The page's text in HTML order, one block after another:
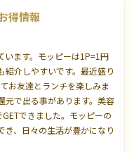
得情報
います。モッピーは1P=1円
介しやすいです。最近盛り
お友達とランチを楽しみま
元で出る事があります。美容
できました。モッピーの
き、日々の生活が豊かになり